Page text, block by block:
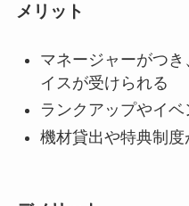
メリット
マネージャーがつ
イスが受けられる
ランクアップやイ
機材貸出や特典制度